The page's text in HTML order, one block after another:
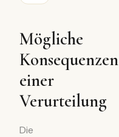
Mögliche
Konsequenzen
einer
Verurteilung
Die